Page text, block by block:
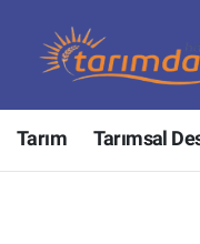
Tarım Tarımsal
Tarım
Hayvancılık
Nöbetçi
Hava Durumu